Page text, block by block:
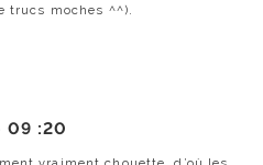
trucs moches ^^).
09 :20